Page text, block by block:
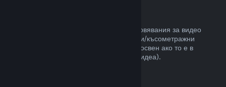
Неспособни сме да предлагаме възстановявания за видео
съдържание в Steam (пр. пълнометражни/късометражни
филми, сериали, епизоди и упътвания), освен ако то е в
комплект с други продукти (които не са видеа).